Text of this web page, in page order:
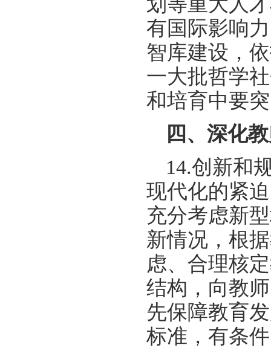
有国际影响
智库建设，
一大批哲学
和培育中要
四、深化
14.创新和
现代化的紧
充分考虑新
新情况，根
虑、合理核
结构，向教
先保障教育
标准，有条